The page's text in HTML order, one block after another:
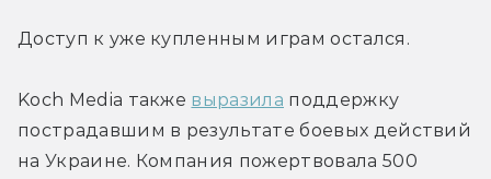
Доступ к уже купленным играм остался.
Koch Media также выразила поддержку
пострадавшим в результате боевых действий
на Украине. Компания пожертвовала 500